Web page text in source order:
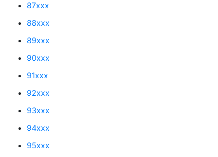
87xxx
88xxx
89xxx
90xxx
91xxx
92xxx
93xxx
94xxx
95xxx